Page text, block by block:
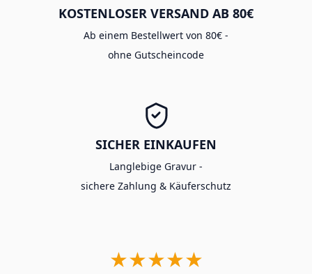
KOSTENLOSER VERSAND AB 80€
Ab einem Bestellwert von 80€ -
ohne Gutscheincode
SICHER EINKAUFEN
Langlebige Gravur -
sichere Zahlung & Käuferschutz
★★★★★